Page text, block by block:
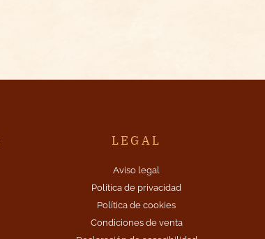
LEGAL
Aviso legal
Política de privacidad
Política de cookies
Condiciones de venta